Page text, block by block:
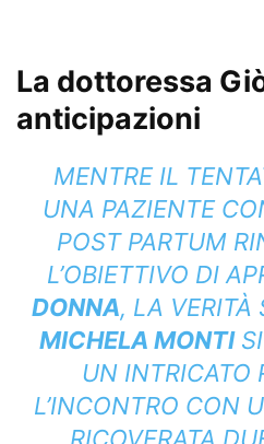
La dottoressa
anticipazioni
MENTRE IL
UNA PAZIENTE
POST PARTUM
L’OBIETTIVO DI
DONNA, LA VERITÀ
MICHELA MONTISI
UN INTRICATO
L’INCONTRO CON
RICOVERATA